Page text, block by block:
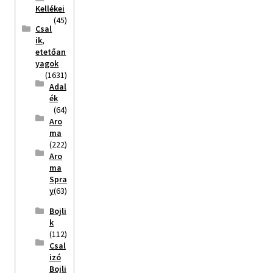
Kellékei
(45)
Csal
ik,
etetőan
yagok
(1631)
Adal
ék
(64)
Aro
ma
(222)
Aro
ma
Spra
y(63)
Bojli
k
(112)
Csal
izó
Bojli